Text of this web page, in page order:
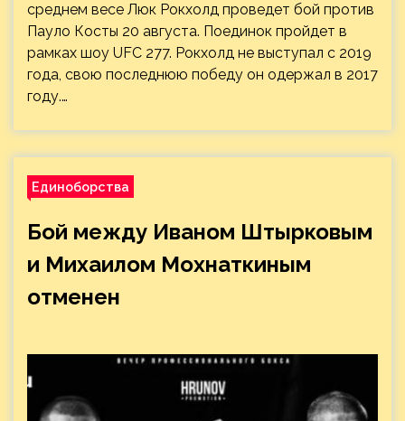
среднем весе Люк Рокхолд проведет бой против
Пауло Косты 20 августа. Поединок пройдет в
рамках шоу UFC 277. Рокхолд не выступал с 2019
года, свою последнюю победу он одержал в 2017
году.…
Единоборства
Бой между Иваном Штырковым
и Михаилом Мохнаткиным
отменен